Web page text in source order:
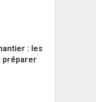
: les
préparer